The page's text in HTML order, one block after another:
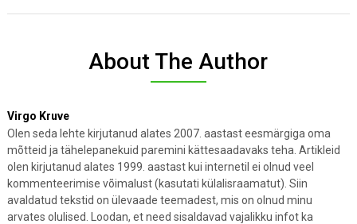
About The Author
Virgo Kruve
Olen seda lehte kirjutanud alates 2007. aastast eesmärgiga oma
mõtteid ja tähelepanekuid paremini kättesaadavaks teha. Artikleid
olen kirjutanud alates 1999. aastast kui internetil ei olnud veel
kommenteerimise võimalust (kasutati külalisraamatut). Siin
avaldatud tekstid on ülevaade teemadest, mis on olnud minu
arvates olulised. Loodan, et need sisaldavad vajalikku infot ka